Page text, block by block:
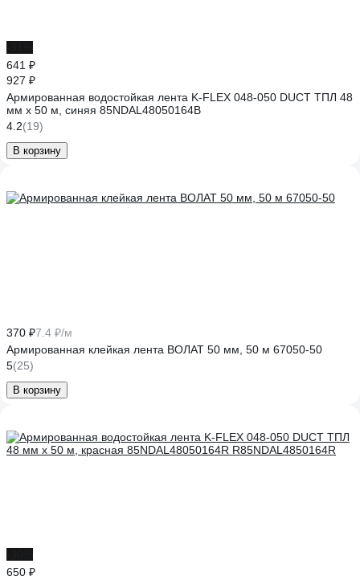
641 ₽
927 ₽
Армированная водостойкая лента K-FLEX 048-050 DUCT ТПЛ 48
мм х 50 м, синяя 85NDAL48050164B
4.2(19)
В корзину
370 ₽7.4 ₽/м
Армированная клейкая лента ВОЛАТ 50 мм, 50 м 67050-50
5(25)
В корзину
650 ₽